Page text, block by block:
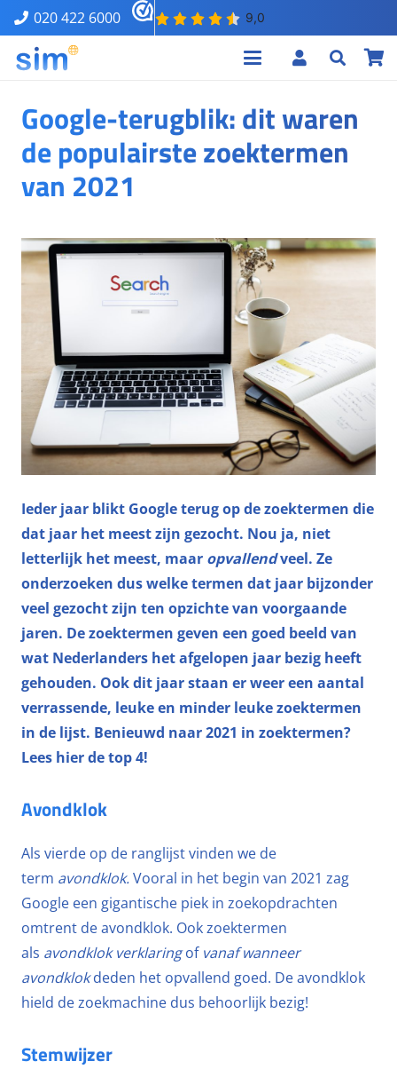
020 422 6000
Google-terugblik: dit waren
de populairste zoektermen
van 2021
Ieder jaar blikt Google terug op de zoektermen die
dat jaar het meest zijn gezocht. Nou ja, niet
letterlijk het meest, maar opvallendveel. Ze
onderzoeken dus welke termen dat jaar bijzonder
veel gezocht zijn ten opzichte van voorgaande
jaren. De zoektermen geven een goed beeld van
wat Nederlanders het afgelopen jaar bezig heeft
gehouden. Ook dit jaar staan er weer een aantal
verrassende, leuke en minder leuke zoektermen
in de lijst. Benieuwd naar 2021 in zoektermen?
Lees hier de top 4!
Avondklok
Als vierde op de ranglijst vinden we de
term avondklok.Vooral in het begin van 2021 zag
Google een gigantische piek in zoekopdrachten
omtrent de avondklok. Ook zoektermen
als avondklok verklaringof vanaf wanneer
avondklokdeden het opvallend goed. De avondklok
hield de zoekmachine dus behoorlijk bezig!
Stemwijzer